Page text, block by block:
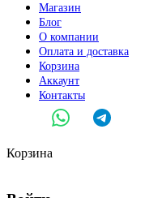
Магазин
Блог
О компании
Оплата и доставка
Корзина
Аккаунт
Контакты
Корзина